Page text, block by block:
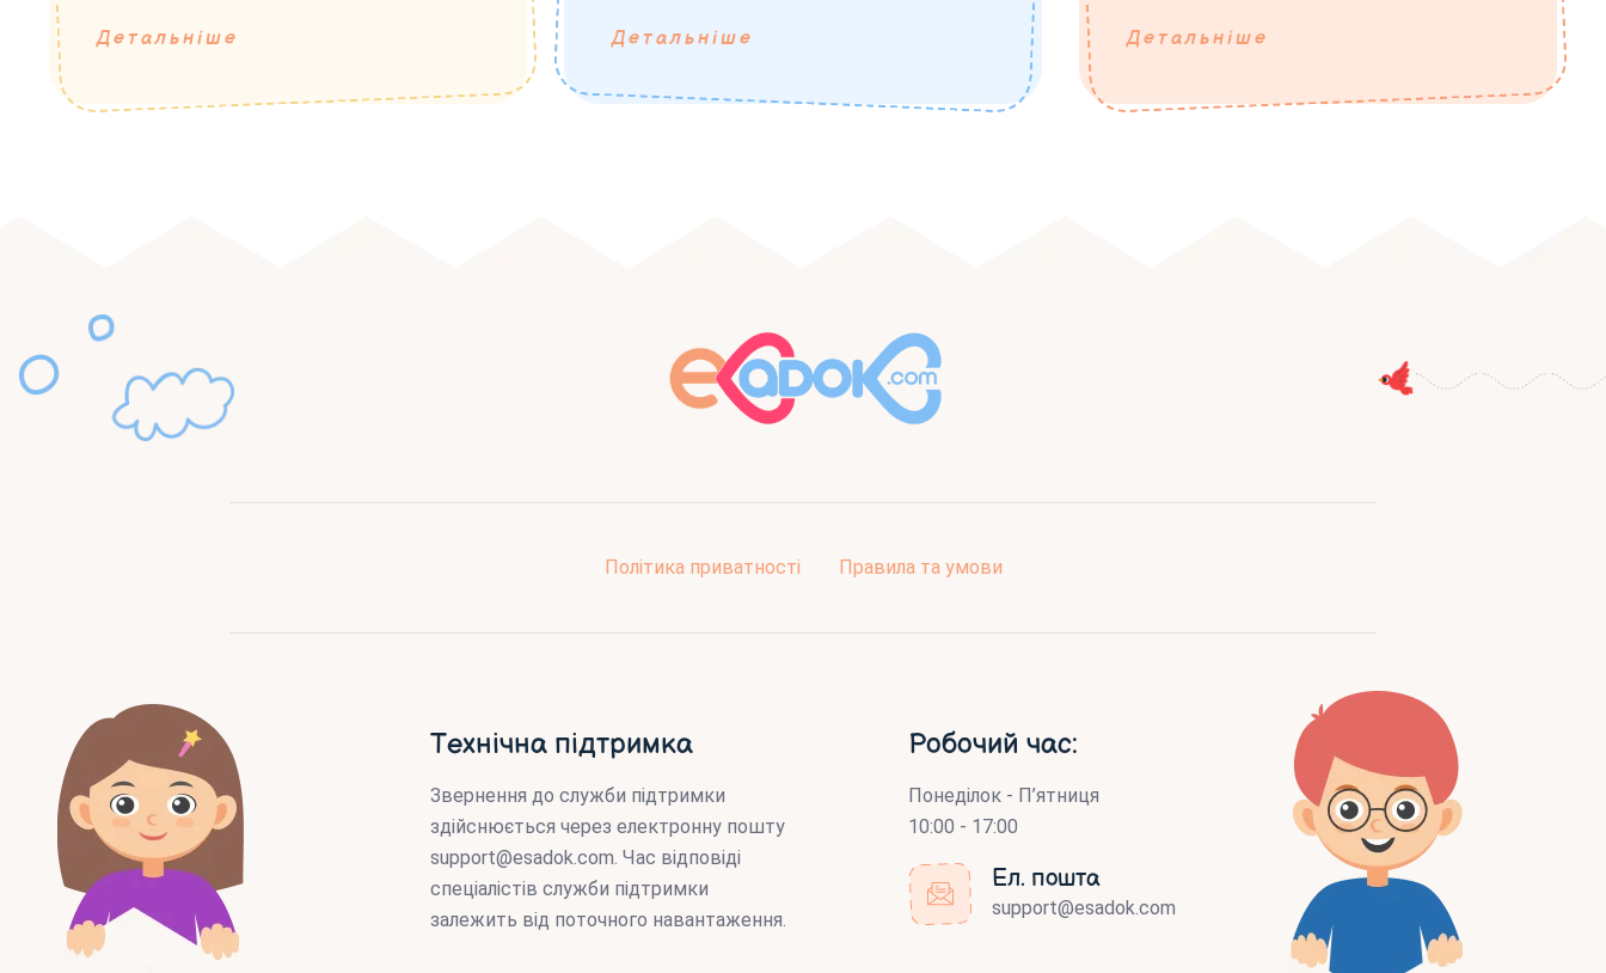
Детальніше Детальніше Детальніше
Політика приватності Правила та умови
Технічна підтримка
Звернення до служби підтримки
здійснюється через електронну пошту
support@esadok.com. Час відповіді
спеціалістів служби підтримки
залежить від поточного навантаження.
Робочий час:
Понеділок - П’ятниця
10:00 - 17:00
Ел. пошта
support@esadok.com